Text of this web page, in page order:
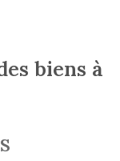
biens à